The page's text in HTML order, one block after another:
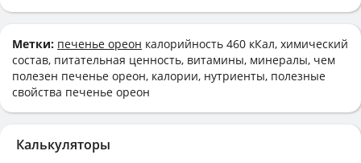
Метки: печенье ореон калорийность 460 кКал, химический
состав, питательная ценность, витамины, минералы, чем
полезен печенье ореон, калории, нутриенты, полезные
свойства печенье ореон
Калькуляторы